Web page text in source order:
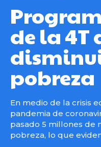
de la 4T
pobreza
En medio de la crisis
pandemia de
pasado 5 millones de
pobreza, lo que